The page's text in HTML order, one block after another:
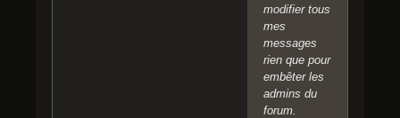
modifier tous
mes
messages
rien que pour
embêter les
admins du
forum.